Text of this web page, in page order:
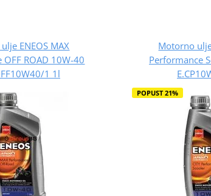
ENEOS MAX
ROAD 10W-40
1 1l
Motorno ulje
Performance
POPUST 21%